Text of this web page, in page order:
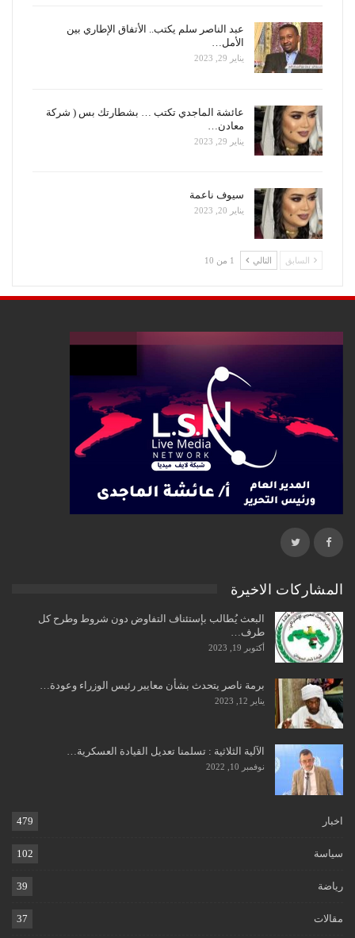
عبد الناصر سلم يكتب.. الأتفاق الإطاري بين
الأمل…
يناير 29, 2023
عائشة الماجدي تكتب … بشطارتك بس ( شركة
معادن…
يناير 29, 2023
سيوف ناعمة
يناير 20, 2023
السابق التالي 1 من 10
المشاركات الاخيرة
البعث يُطالب بإستئناف التفاوض دون شروط وطرح كل
طرف…
أكتوبر 19, 2023
برمة ناصر يتحدث بشأن معايير رئيس الوزراء وعودة…
يناير 12, 2023
الآلية الثلاثية : تسلمنا تعديل القيادة العسكرية…
نوفمبر 10, 2022
اخبار 479
سياسة 102
رياضة 39
مقالات 37